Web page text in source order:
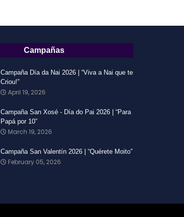
Campañas
Campaña Día da Nai 2026 | “Viva a Nai que te
Criou!”
April 19, 2026
Campaña San Xosé - Día do Pai 2026 | “Para
Papá por 10”
March 19, 2026
Campaña San Valentín 2026 | “Quérete Moito”
February 05, 2026